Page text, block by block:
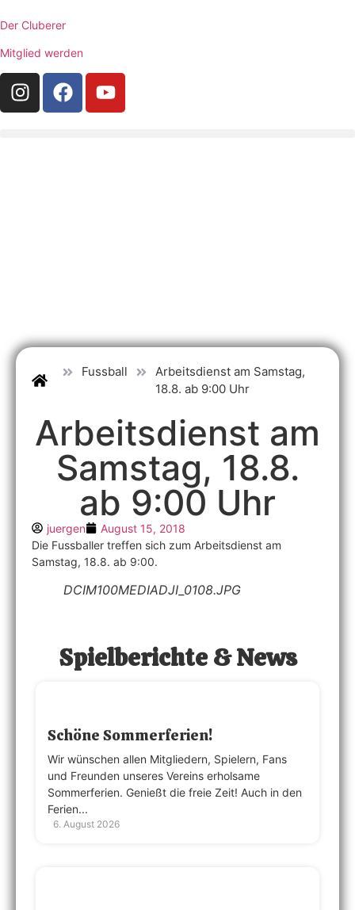
Der Cluberer
Mitglied werden
Fussball
Arbeitsdienst am Samstag,
18.8. ab 9:00 Uhr
Arbeitsdienst am
Samstag, 18.8.
ab 9:00 Uhr
juergen
August 15, 2018
Die Fussballer treffen sich zum Arbeitsdienst am
Samstag, 18.8. ab 9:00.
DCIM100MEDIADJI_0108.JPG
Spielberichte & News
Schöne Sommerferien!
Wir wünschen allen Mitgliedern, Spielern, Fans
und Freunden unseres Vereins erholsame
Sommerferien. Genießt die freie Zeit! Auch in den
Ferien...
6. August 2026